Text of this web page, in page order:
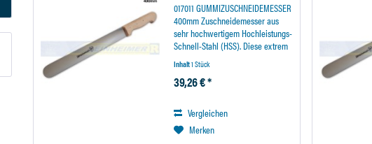
017011 GUMMIZUSCHNEIDEMESSER
400mm Zuschneidemesser aus
sehr hochwertigem Hochleistungs-
Schnell-Stahl (HSS). Diese extrem
warmharte Stahllegierungen
garantiert eine besonders lange
Standzeit des Messers. Glatte
Inhalt1 Stück
39,26 € *
Vergleichen
Merken